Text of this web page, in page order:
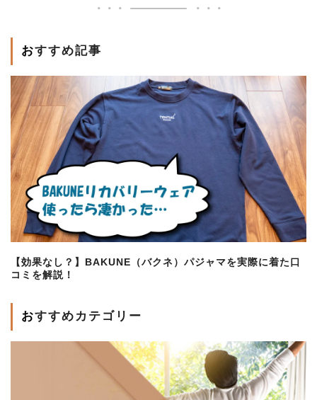
おすすめ記事
【効果なし？】BAKUNE（バクネ）パジャマを実際に着た口
コミを解説！
おすすめカテゴリー